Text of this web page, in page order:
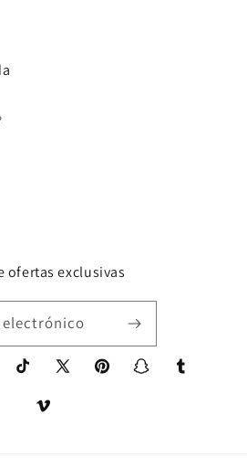
ofertas exclusivas
electrónico
TikTok X
PinterestSnapchatTumblr
Vimeo